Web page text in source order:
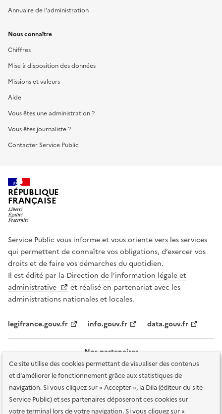
Ce site utilise des cookies permettant de visualiser des contenus
et d'améliorer le fonctionnement grâce aux statistiques de
navigation. Si vous cliquez sur « Accepter », la Dila (éditeur du site
Service Public) et ses partenaires déposeront ces cookies sur
votre terminal lors de votre navigation. Si vous cliquez sur «
Annuaire de l'administration
Nous connaître
Chiffres
Mise à disposition des données
Missions et valeurs
Aide
Vous êtes une administration ?
Vous êtes journaliste ?
Contacter Service Public
RÉPUBLIQUE
FRANÇAISE
Service Public vous informe et vous oriente vers les services
qui permettent de connaître vos obligations, d’exercer vos
droits et de faire vos démarches du quotidien.
Il est édité par la Direction de l’information légale et
administrative
et réalisé en partenariat avec les
administrations nationales et locales.
legifrance.gouv.fr info.gouv.fr data.gouv.fr
Nos partenaires